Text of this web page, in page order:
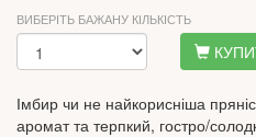
ВИБЕРІТЬ БАЖАНУ КІЛЬКІСТЬ
Імбир чи не найкорисніша
аромат та терпкий, гостро/